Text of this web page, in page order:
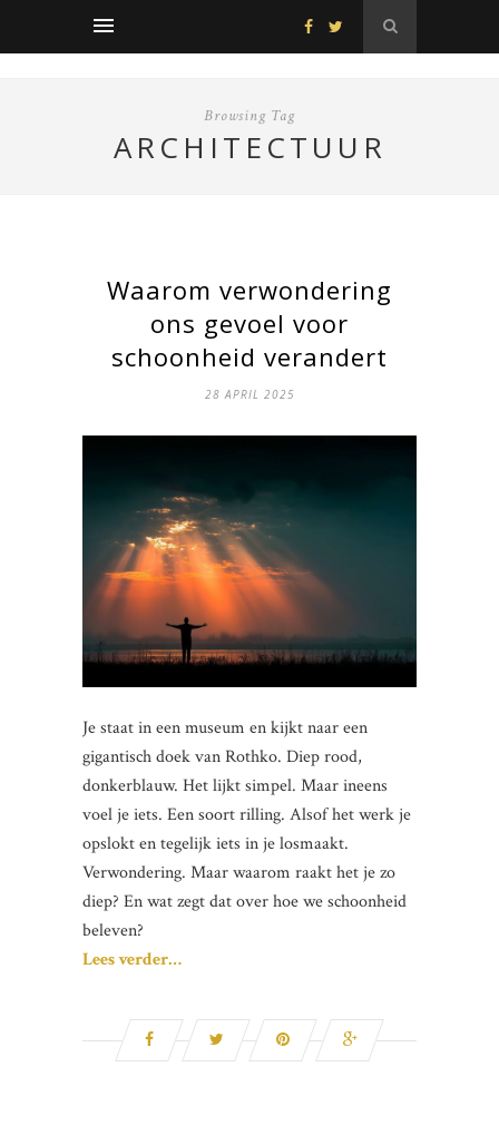
Browsing Tag
ARCHITECTUUR
Waarom verwondering
ons gevoel voor
schoonheid verandert
28 APRIL 2025
Je staat in een museum en kijkt naar een
gigantisch doek van Rothko. Diep rood,
donkerblauw. Het lijkt simpel. Maar ineens
voel je iets. Een soort rilling. Alsof het werk je
opslokt en tegelijk iets in je losmaakt.
Verwondering. Maar waarom raakt het je zo
diep? En wat zegt dat over hoe we schoonheid
beleven?
Lees verder…